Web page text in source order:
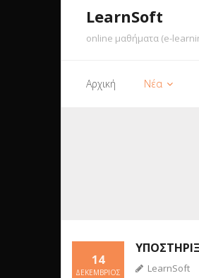
LearnSoft
online μαθήματα (e-
Αρχική Νέα
14
ΔΕΚΈΜΒΡΙΟΣ LearnSoft